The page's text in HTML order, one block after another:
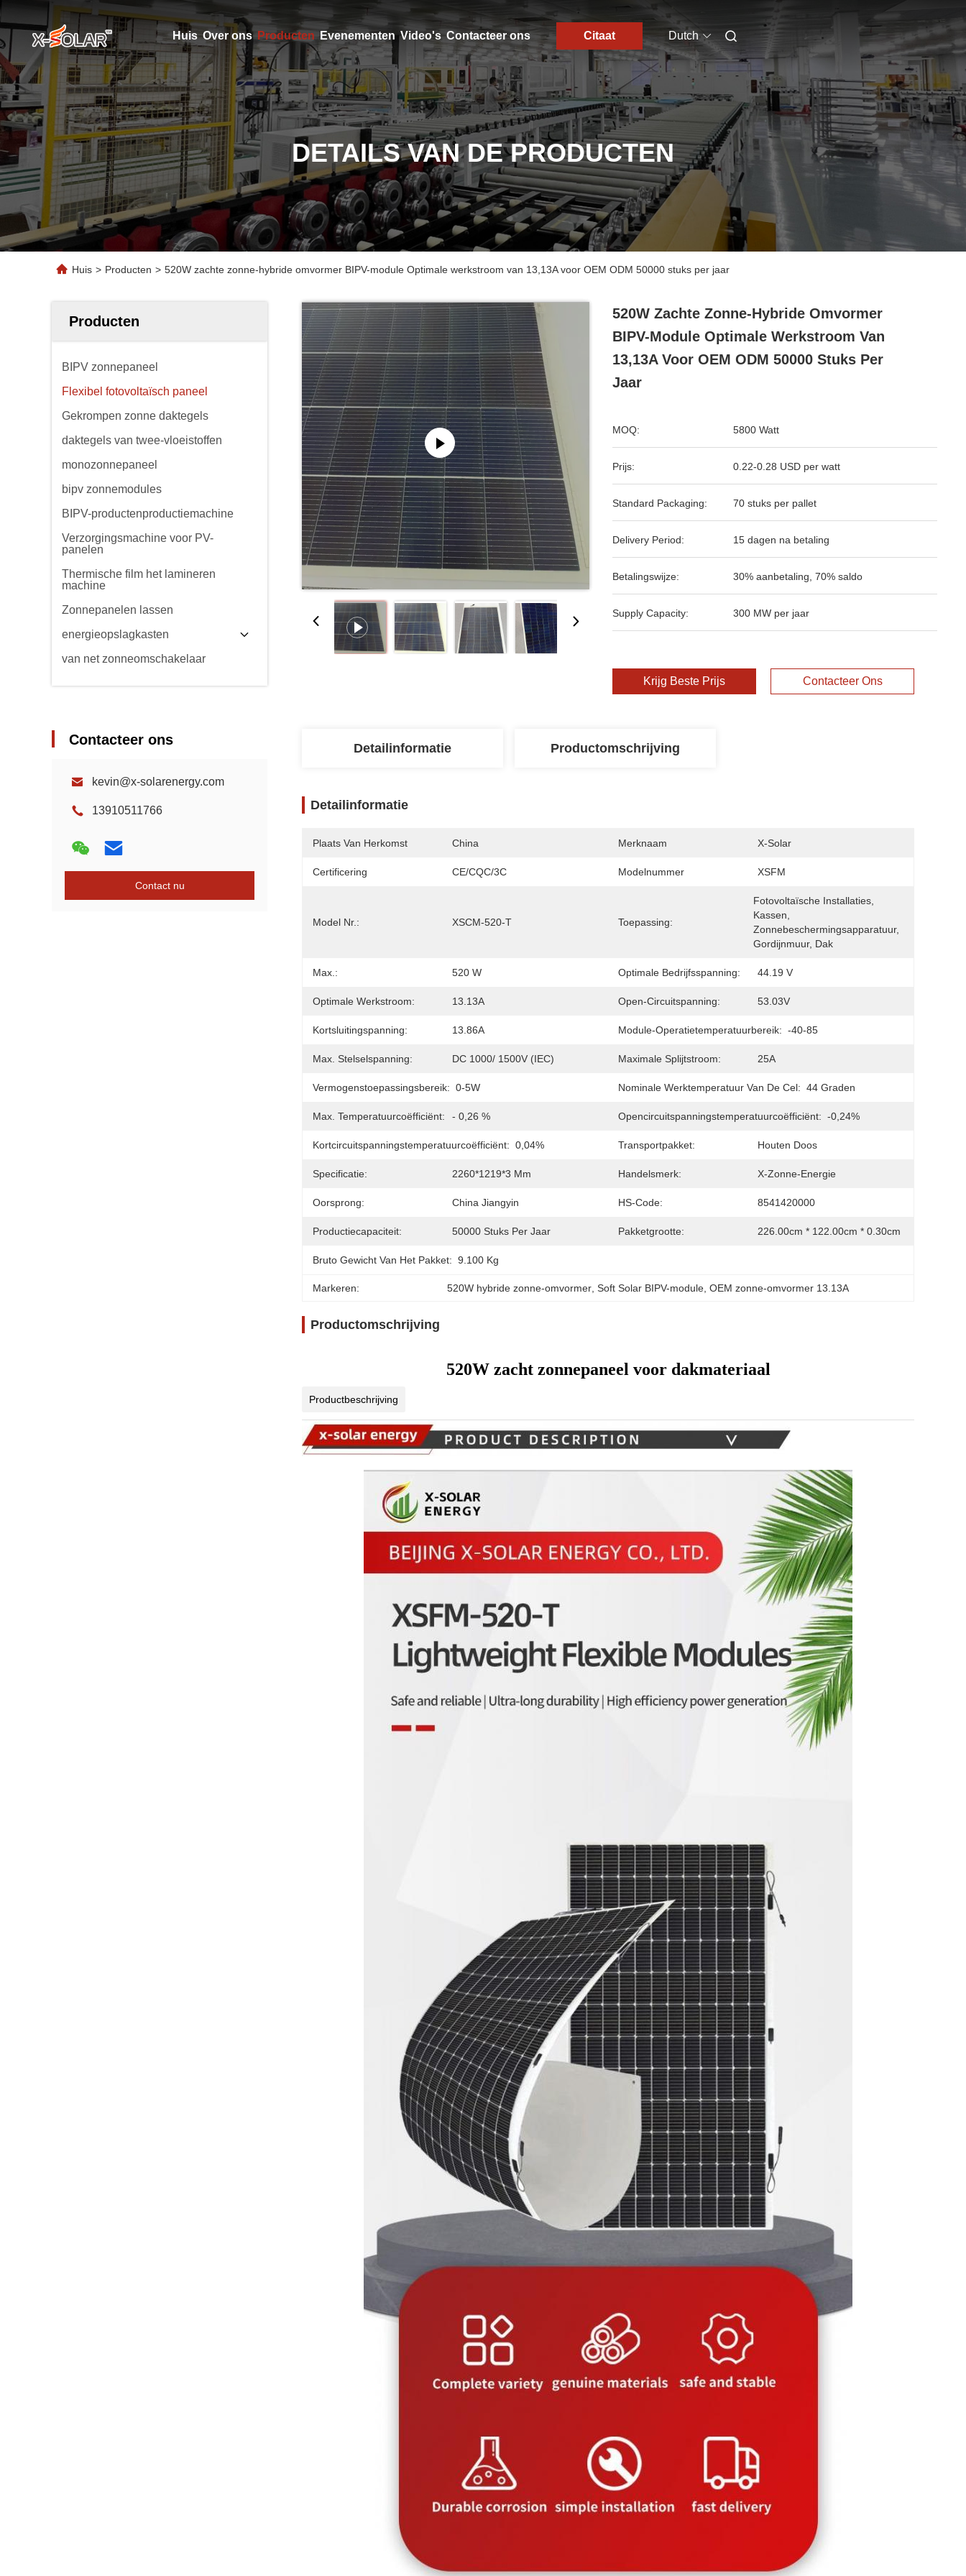
Huis Over ons Producten Evenementen Video's Contacteer ons Citaat Dutch
DETAILS VAN DE PRODUCTEN
Huis > Producten > 520W zachte zonne-hybride omvormer BIPV-module Optimale werkstroom van 13,13A voor OEM ODM 50000 stuks per jaar
Producten
BIPV zonnepaneel
Flexibel fotovoltaïsch paneel
Gekrompen zonne daktegels
daktegels van twee-vloeistoffen
monozonnepaneel
bipv zonnemodules
BIPV-productenproductiemachine
Verzorgingsmachine voor PV-
panelen
Thermische film het lamineren
machine
Zonnepanelen lassen
energieopslagkasten
van net zonneomschakelaar
Contacteer ons
kevin@x-solarenergy.com
13910511766
Contact nu
520W Zachte Zonne-Hybride Omvormer
BIPV-Module Optimale Werkstroom Van
13,13A Voor OEM ODM 50000 Stuks Per
Jaar
MOQ: 5800 Watt
Prijs: 0.22-0.28 USD per watt
Standard Packaging: 70 stuks per pallet
Delivery Period: 15 dagen na betaling
Betalingswijze: 30% aanbetaling, 70% saldo
Supply Capacity: 300 MW per jaar
Krijg Beste Prijs Contacteer Ons
Detailinformatie Productomschrijving
Detailinformatie
Plaats Van Herkomst China Merknaam X-Solar
Certificering CE/CQC/3C Modelnummer XSFM
Model Nr.: XSCM-520-T Toepassing:
Fotovoltaïsche Installaties,
Kassen,
Zonnebeschermingsapparatuur,
Gordijnmuur, Dak
Max.: 520 W Optimale Bedrijfsspanning: 44.19 V
Optimale Werkstroom: 13.13A Open-Circuitspanning: 53.03V
Kortsluitingspanning: 13.86A Module-Operatietemperatuurbereik: -40-85
Max. Stelselspanning: DC 1000/ 1500V (IEC) Maximale Splijtstroom: 25A
Vermogenstoepassingsbereik: 0-5W Nominale Werktemperatuur Van De Cel: 44 Graden
Max. Temperatuurcoëfficiënt: - 0,26 % Opencircuitspanningstemperatuurcoëfficiënt: -0,24%
Kortcircuitspanningstemperatuurcoëfficiënt: 0,04% Transportpakket: Houten Doos
Specificatie: 2260*1219*3 Mm Handelsmerk: X-Zonne-Energie
Oorsprong: China Jiangyin HS-Code: 8541420000
Productiecapaciteit: 50000 Stuks Per Jaar Pakketgrootte: 226.00cm * 122.00cm * 0.30cm
Bruto Gewicht Van Het Pakket: 9.100 Kg
Markeren: 520W hybride zonne-omvormer , Soft Solar BIPV-module , OEM zonne-omvormer 13.13A
Productomschrijving
520W zacht zonnepaneel voor dakmateriaal
Productbeschrijving